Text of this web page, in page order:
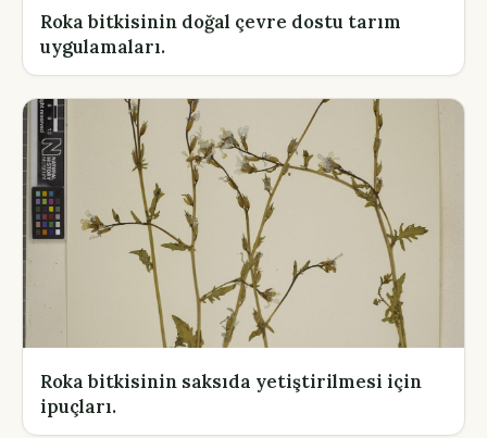
Roka bitkisinin doğal çevre dostu tarım
uygulamaları.
Roka bitkisinin saksıda yetiştirilmesi için
ipuçları.